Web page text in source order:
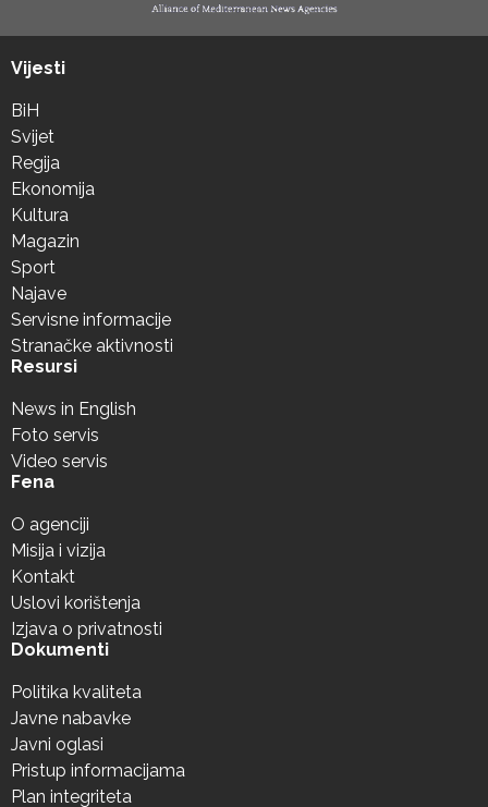
Vijesti
BiH
Svijet
Regija
Ekonomija
Kultura
Magazin
Sport
Najave
Servisne informacije
Stranačke aktivnosti
Resursi
News in English
Foto servis
Video servis
Fena
O agenciji
Misija i vizija
Kontakt
Uslovi korištenja
Izjava o privatnosti
Dokumenti
Politika kvaliteta
Javne nabavke
Javni oglasi
Pristup informacijama
Plan integriteta